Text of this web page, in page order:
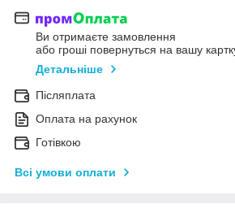
Ви отримаєте замовлення
або гроші повернуться на вашу
Детальніше
Післяплата
Оплата на рахунок
Готівкою
Всі умови оплати